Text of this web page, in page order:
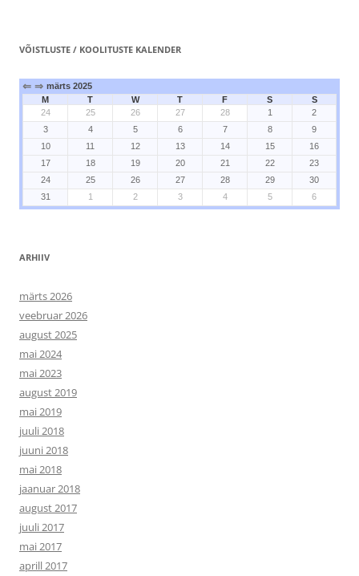
VÕISTLUSTE / KOOLITUSTE KALENDER
⇐ ⇒ märts 2025
M
T W T F S
S
24
25 26 27 28 1
2
3
4 5 6 7 8
9
10
11 12 13 14 15
16
17
18 19 20 21 22
23
24
25 26 27 28 29
30
31
1 2 3 4 5 6
ARHIIV
märts 2026
veebruar 2026
august 2025
mai 2024
mai 2023
august 2019
mai 2019
juuli 2018
juuni 2018
mai 2018
jaanuar 2018
august 2017
juuli 2017
mai 2017
aprill 2017